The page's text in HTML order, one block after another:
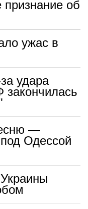
об
ужас в
удара
—
Одессой